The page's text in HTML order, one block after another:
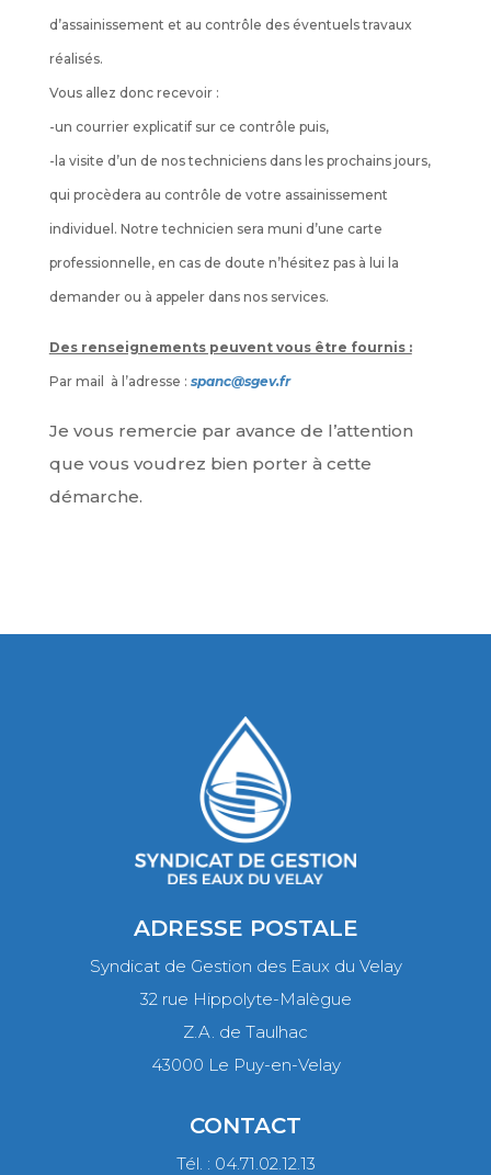
d’assainissement et au contrôle des éventuels travaux
réalisés.
Vous allez donc recevoir :
-un courrier explicatif sur ce contrôle puis,
-la visite d’un de nos techniciens dans les prochains jours,
qui procèdera au contrôle de votre assainissement
individuel. Notre technicien sera muni d’une carte
professionnelle, en cas de doute n’hésitez pas à lui la
demander ou à appeler dans nos services.
Des renseignements peuvent vous être fournis :
Par mail à l’adresse : spanc@sgev.fr
Je vous remercie par avance de l’attention
que vous voudrez bien porter à cette
démarche.
ADRESSE POSTALE
Syndicat de Gestion des Eaux du Velay
32 rue Hippolyte-Malègue
Z.A. de Taulhac
43000 Le Puy-en-Velay
CONTACT
Tél. : 04.71.02.12.13